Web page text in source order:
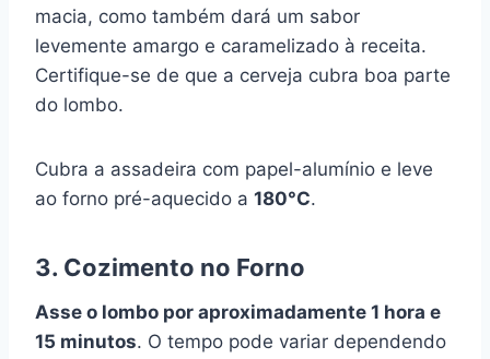
macia, como também dará um sabor
levemente amargo e caramelizado à receita.
Certifique-se de que a cerveja cubra boa parte
do lombo.
Cubra a assadeira com papel-alumínio e leve
ao forno pré-aquecido a 180°C.
3. Cozimento no Forno
Asse o lombo por aproximadamente 1 hora e
15 minutos. O tempo pode variar dependendo